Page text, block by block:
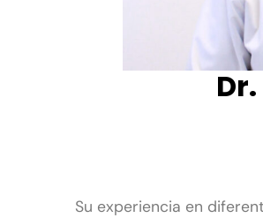
Su experiencia en